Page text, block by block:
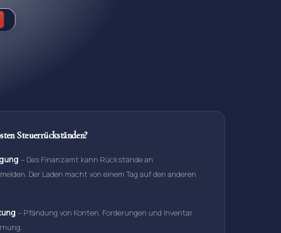
Steuerrückständen?
– Das Finanzamt kann Rückstände an
Der Laden macht von einem Tag auf den anderen
– Pfändung von Konten, Forderungen und Inventar